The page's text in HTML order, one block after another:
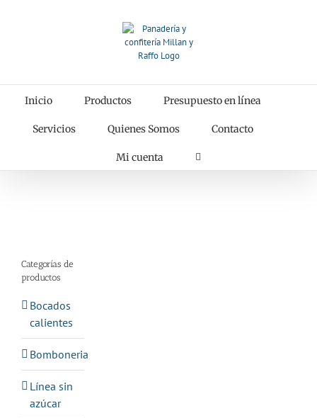
Inicio Productos Presupuesto en línea
Servicios Quienes Somos Contacto
Mi cuenta
Categorías de
productos
Bocados
calientes
Bomboneria
Línea sin
azúcar